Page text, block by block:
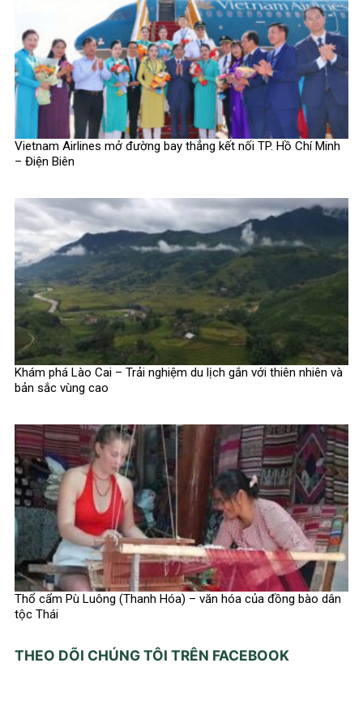
Vietnam Airlines mở đường bay thẳng kết nối TP. Hồ Chí Minh
– Điện Biên
Khám phá Lào Cai – Trải nghiệm du lịch gắn với thiên nhiên và
bản sắc vùng cao
Thổ cẩm Pù Luông (Thanh Hóa) – văn hóa của đồng bào dân
tộc Thái
THEO DÕI CHÚNG TÔI TRÊN FACEBOOK